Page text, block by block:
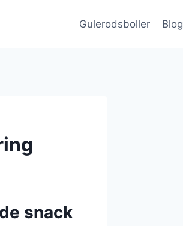
Gulerodsboller Blog
snack